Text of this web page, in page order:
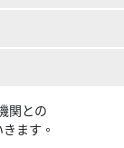
関との
ます。